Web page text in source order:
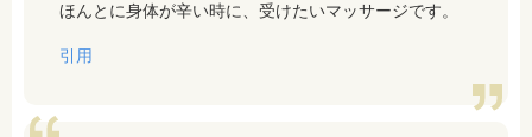
ほんとに身体が辛い時に、受けたいマッサージです。
引用